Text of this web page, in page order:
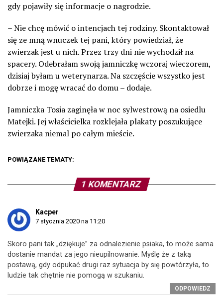
gdy pojawiły się informacje o nagrodzie.
– Nie chcę mówić o intencjach tej rodziny. Skontaktował
się ze mną wnuczek tej pani, który powiedział, że
zwierzak jest u nich. Przez trzy dni nie wychodził na
spacery. Odebrałam swoją jamniczkę wczoraj wieczorem,
dzisiaj byłam u weterynarza. Na szczęście wszystko jest
dobrze i mogę wracać do domu – dodaje.
Jamniczka Tosia zaginęła w noc sylwestrową na osiedlu
Matejki. Jej właścicielka rozklejała plakaty poszukujące
zwierzaka niemal po całym mieście.
POWIĄZANE TEMATY:
1 KOMENTARZ
Kacper
7 stycznia 2020 na 11:20
Skoro pani tak „dziękuje” za odnalezienie psiaka, to może sama
dostanie mandat za jego nieupilnowanie. Myślę że z taką
postawą, gdy odpukać drugi raz sytuacja by się powtórzyła, to
ludzie tak chętnie nie pomogą w szukaniu.
ODPOWIEDZ